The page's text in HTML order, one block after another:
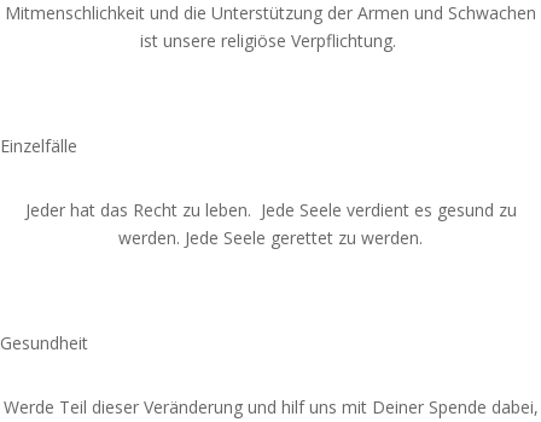
Mitmenschlichkeit und die Unterstützung der Armen und Schwachen
ist unsere religiöse Verpflichtung.
Einzelfälle
Jeder hat das Recht zu leben. Jede Seele verdient es gesund zu
werden. Jede Seele gerettet zu werden.
Gesundheit
Werde Teil dieser Veränderung und hilf uns mit Deiner Spende dabei,